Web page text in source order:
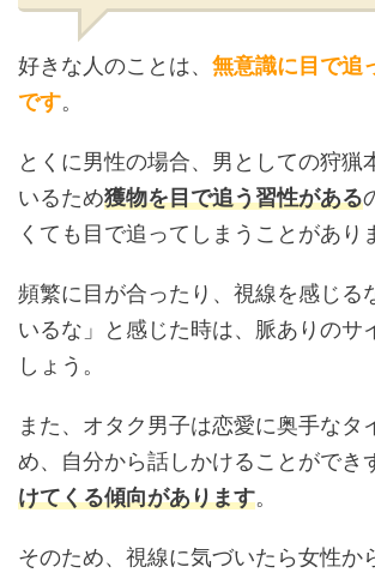
好きな人のことは、 無意識に目で追
です。
とくに男性の場合、男としての狩猟
いるため獲物を目で追う習性がある
くても目で追ってしまうことがあり
頻繁に目が合ったり、視線を感じる
いるな」と感じた時は、脈ありのサ
しょう。
また、オタク男子は恋愛に奥手なタ
め、自分から話しかけることができ
けてくる傾向があります。
そのため、視線に気づいたら女性か